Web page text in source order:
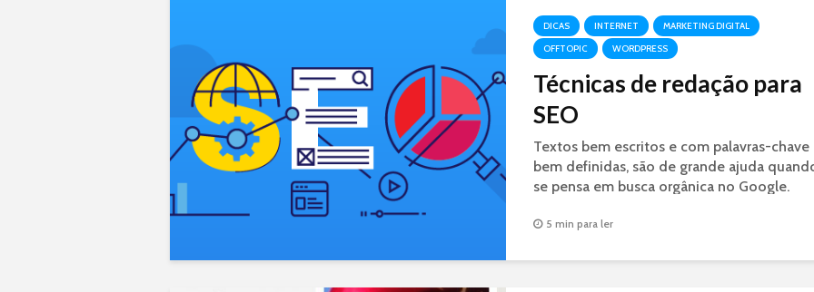
DICAS INTERNET
MARKETING DIGITAL
OFFTOPIC
WORDPRESS
Técnicas de redação para
SEO
Textos bem escritos e com palavras-chave
bem definidas, são de grande ajuda
se pensa em busca orgânica no Google.
5 min para ler